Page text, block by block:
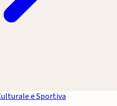
e Sportiva